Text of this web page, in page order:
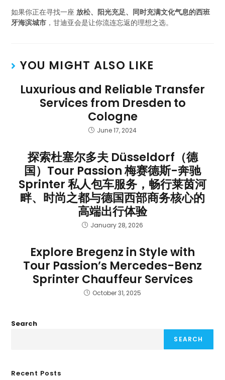
如果你正在寻找一座放松、阳光充足、同时充满文化气息的西班
牙海滨城市 ，甘迪亚会是让你流连忘返的理想之选。
YOU MIGHT ALSO LIKE
Luxurious and Reliable Transfer
Services from Dresden to
Cologne
June 17, 2024
探索杜塞尔多夫 Düsseldorf（德
国）Tour Passion 梅赛德斯-奔驰
Sprinter 私人包车服务，畅行莱茵河
畔、时尚之都与德国西部商务核心的
高端出行体验
January 28, 2026
Explore Bregenz in Style with
Tour Passion’s Mercedes-Benz
Sprinter Chauffeur Services
October 31, 2025
Search
SEARCH
Recent Posts